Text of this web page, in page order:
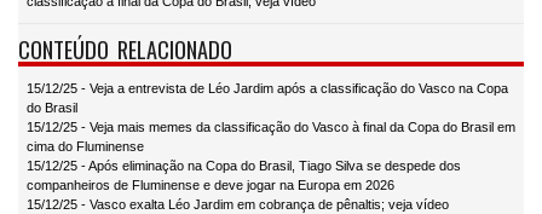
CONTEÚDO RELACIONADO
15/12/25 - Veja a entrevista de Léo Jardim após a classificação do Vasco na Copa
do Brasil
15/12/25 - Veja mais memes da classificação do Vasco à final da Copa do Brasil em
cima do Fluminense
15/12/25 - Após eliminação na Copa do Brasil, Tiago Silva se despede dos
companheiros de Fluminense e deve jogar na Europa em 2026
15/12/25 - Vasco exalta Léo Jardim em cobrança de pênaltis; veja vídeo